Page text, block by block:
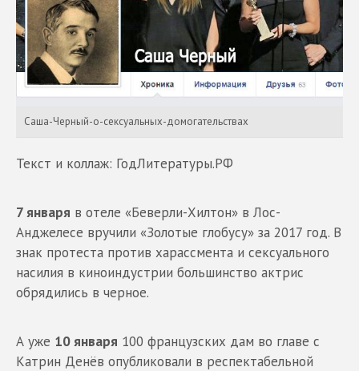
Саша-Черный-о-сексуальных-домогательствах
Текст и коллаж: ГодЛитературы.РФ
7 января в отеле «Беверли-Хилтон» в Лос-
Анджелесе вручили «Золотые глобусу» за 2017 год. В
знак протеста против харассмента и сексуального
насилия в киноиндустрии большинство актрис
обрядились в черное.
А уже 10 января 100 французских дам во главе с
Катрин Денёв опубликовали в респектабельной